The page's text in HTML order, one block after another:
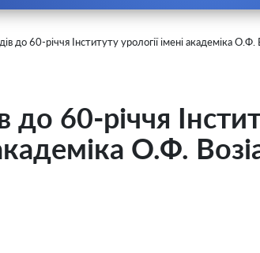
до 60-річчя Інституту урології імені академіка
до 60-річчя
О.Ф.